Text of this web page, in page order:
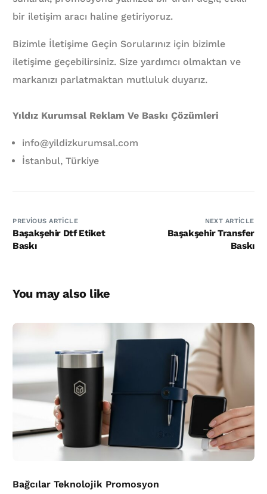
bir iletişim aracı haline getiriyoruz.
Bizimle İletişime Geçin Sorularınız için bizimle
iletişime geçebilirsiniz. Size yardımcı olmaktan ve
markanızı parlatmaktan mutluluk duyarız.
Yıldız Kurumsal Reklam Ve Baskı Çözümleri
info@yildizkurumsal.com
İstanbul, Türkiye
PREVIOUS ARTICLE
Başakşehir Dtf Etiket
Baskı
NEXT ARTICLE
Başakşehir Transfer
Baskı
You may also like
Bağcılar Teknolojik Promosyon